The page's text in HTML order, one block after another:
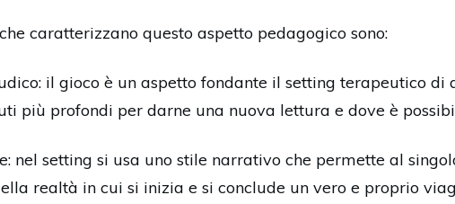
caratterizzano questo aspetto pedagogico sono:
il gioco è un aspetto fondante il setting terapeutico
più profondi per darne una nuova lettura e dove è
nel setting si usa uno stile narrativo che permette al
realtà in cui si inizia e si conclude un vero e proprio